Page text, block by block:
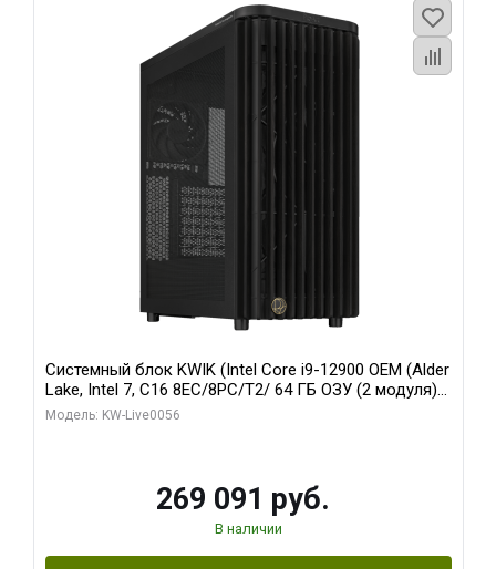
Системный блок KWIK (Intel Core i9-12900 OEM (Alder
Lake, Intel 7, C16 8EC/8PC/T2/ 64 ГБ ОЗУ (2 модуля)/
Palit RTX5080 INFINITY 3 OC 16GB GDDR7 256bit 3xDP
Модель: KW-Live0056
269 091 руб.
В наличии